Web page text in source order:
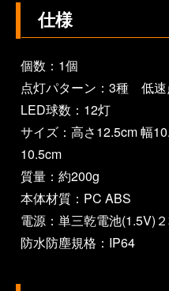
仕様
個数：1個
点灯パターン：3種 低
LED球数：12灯
サイズ：高さ12.5cm 幅
10.5cm
質量：約200g
本体材質：PC ABS
電源：単三乾電池(1.5V)
防水防塵規格：IP64